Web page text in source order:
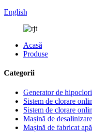
English
Acasă
Produse
Categorii
Generator de
Sistem de clorare
Sistem de clorare
Mașină de
Mașină de fabricat